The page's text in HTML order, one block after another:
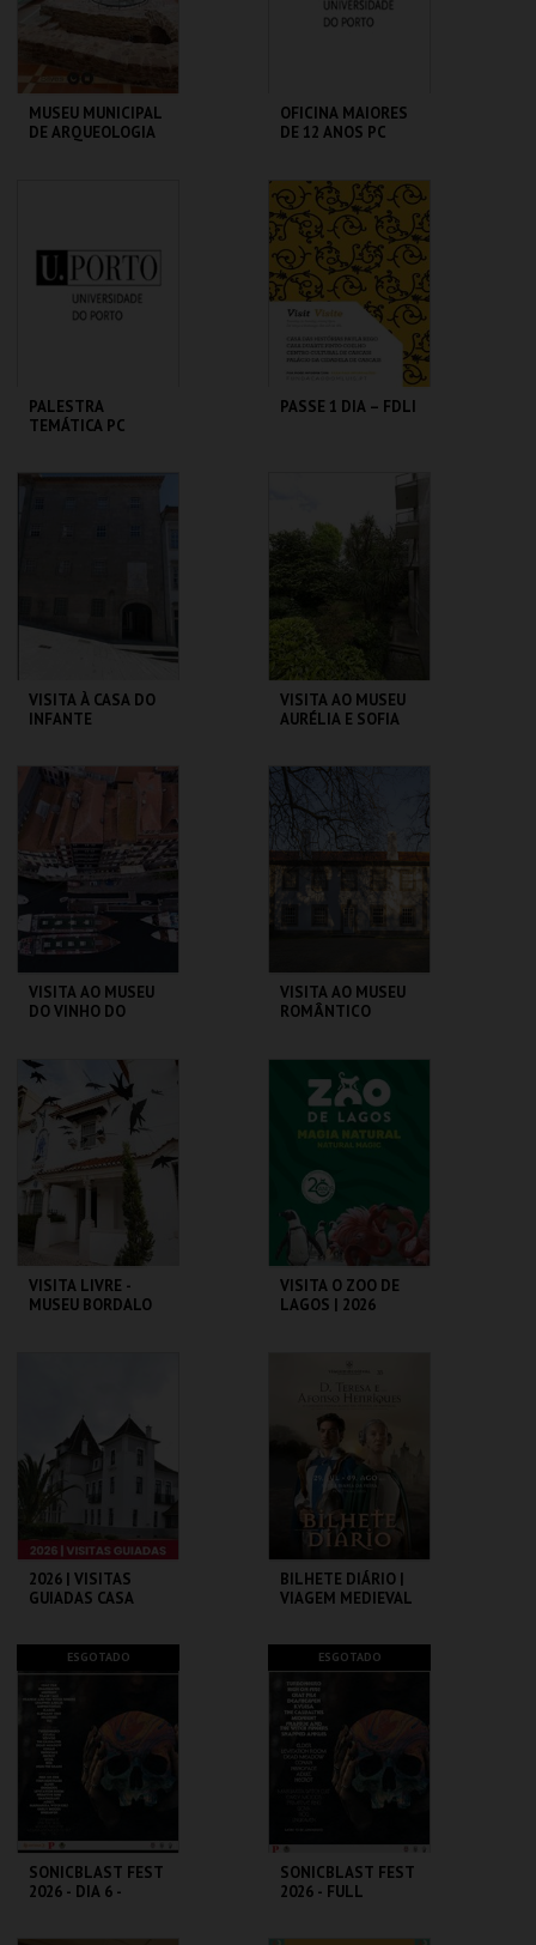
COMPRAR COMPRAR
MUSEU MUNICIPAL
DE ARQUEOLOGIA
MAIS INFO
COMPRAR
OFICINA MAIORES
DE 12 ANOS PC
MHNC-UP - POLO
CENTRAL
MAIS INFO
COMPRAR
PALESTRA
TEMÁTICA PC
PASSE 1 DIA – FDLI
CENTRO CULTURAL
MAIS INFO
VISITA À CASA DO
INFANTE
CASA DO INFANTE
MAIS INFO
COMPRAR
VISITA AO MUSEU
AURÉLIA E SOFIA
MUSEU AURÉLIA E
SOFIA
MAIS INFO
COMPRAR
VISITA AO MUSEU
DO VINHO DO
MUSEU DO VINHO
DO PORTO
MAIS INFO
VISITA AO MUSEU
ROMÂNTICO
MUSEU ROMÂNTICO
MAIS INFO
COMPRAR
VISITA LIVRE -
MUSEU BORDALO
MAIS INFO
COMPRAR
VISITA O ZOO DE
LAGOS | 2026
MAIS INFO
COMPRAR
2026 | VISITAS
GUIADAS CASA
CASA-MUSEU EGAS
MONIZ
MAIS INFO
COMPRAR
BILHETE DIÁRIO |
VIAGEM MEDIEVAL
SANTA MARIA DA
FEIRA
MAIS INFO
COMPRAR
ESGOTADO
SONICBLAST FEST
2026 - DIA 6 -
ESGOTADO
SONICBLAST FEST
2026 - FULL